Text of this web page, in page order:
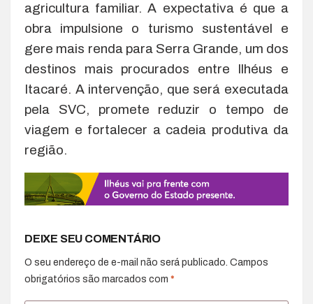
agricultura familiar. A expectativa é que a
obra impulsione o turismo sustentável e
gere mais renda para Serra Grande, um dos
destinos mais procurados entre Ilhéus e
Itacaré. A intervenção, que será executada
pela SVC, promete reduzir o tempo de
viagem e fortalecer a cadeia produtiva da
região.
DEIXE SEU COMENTÁRIO
O seu endereço de e-mail não será publicado. Campos
obrigatórios são marcados com *